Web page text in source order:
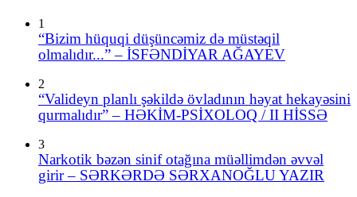
1
“Bizim hüquqi düşüncəmiz də müstəqil
olmalıdır...” – İSFƏNDİYAR AĞAYEV
2
“Valideyn planlı şəkildə övladının həyat hekayəsini
qurmalıdır” – HƏKİM-PSİXOLOQ / II HİSSƏ
3
Narkotik bəzən sinif otağına müəllimdən əvvəl
girir – SƏRKƏRDƏ SƏRXANOĞLU YAZIR